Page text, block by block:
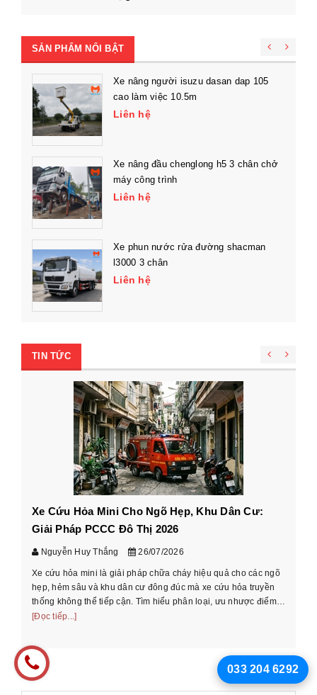
SẢN PHẨM NỔI BẬT
Xe nâng người isuzu dasan dap 105
cao làm việc 10.5m
Liên hệ
Xe nâng đầu chenglong h5 3 chân chở
máy công trình
Liên hệ
Xe phun nước rửa đường shacman
l3000 3 chân
Liên hệ
TIN TỨC
Xe Cứu Hỏa Mini Cho Ngõ Hẹp, Khu Dân Cư:
Giải Pháp PCCC Đô Thị 2026
Nguyễn Huy Thắng 26/07/2026
Xe cứu hỏa mini là giải pháp chữa cháy hiệu quả cho các ngõ
hẹp, hẻm sâu và khu dân cư đông đúc mà xe cứu hỏa truyền
thống không thể tiếp cận. Tìm hiểu phân loại, ưu nhược điểm
và cách chọn xe phù ...
[Đọc tiếp...]
033 204 6292